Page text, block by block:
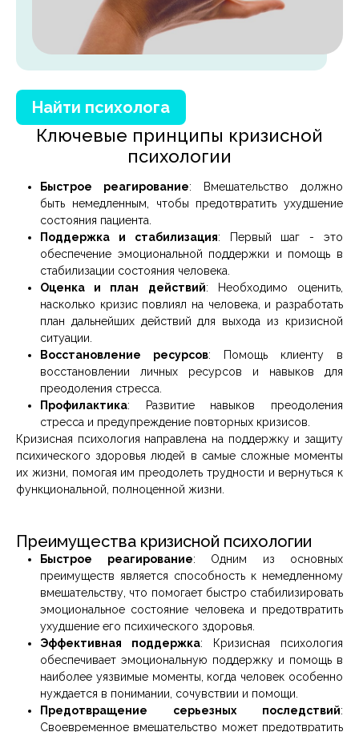
Найти психолога
Ключевые принципы кризисной
психологии
Быстрое реагирование: Вмешательство должно
быть немедленным, чтобы предотвратить ухудшение
состояния пациента.
Поддержка и стабилизация: Первый шаг - это
обеспечение эмоциональной поддержки и помощь в
стабилизации состояния человека.
Оценка и план действий: Необходимо оценить,
насколько кризис повлиял на человека, и разработать
план дальнейших действий для выхода из кризисной
ситуации.
Восстановление ресурсов: Помощь клиенту в
восстановлении личных ресурсов и навыков для
преодоления стресса.
Профилактика: Развитие навыков преодоления
стресса и предупреждение повторных кризисов.
Кризисная психология направлена на поддержку и защиту
психического здоровья людей в самые сложные моменты
их жизни, помогая им преодолеть трудности и вернуться к
функциональной, полноценной жизни.
Преимущества кризисной психологии
Быстрое реагирование: Одним из основных
преимуществ является способность к немедленному
вмешательству, что помогает быстро стабилизировать
эмоциональное состояние человека и предотвратить
ухудшение его психического здоровья.
Эффективная поддержка: Кризисная психология
обеспечивает эмоциональную поддержку и помощь в
наиболее уязвимые моменты, когда человек особенно
нуждается в понимании, сочувствии и помощи.
Предотвращение серьезных последствий:
Своевременное вмешательство может предотвратить